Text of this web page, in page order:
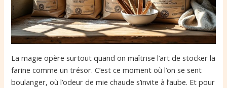
La magie opère surtout quand on maîtrise l’art de stocker la
farine comme un trésor. C’est ce moment où l’on se sent
boulanger, où l’odeur de mie chaude s’invite à l’aube. Et pour